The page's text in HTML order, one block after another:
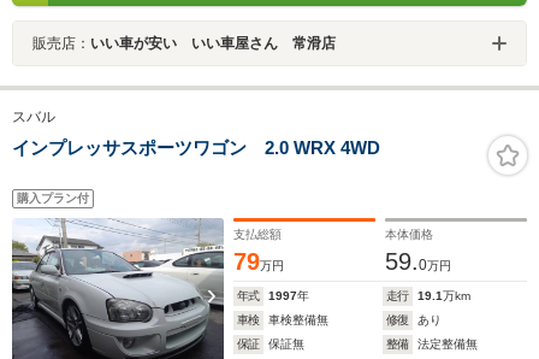
販売店： いい車が安い いい車屋さん 常滑店
スバル
インプレッサスポーツワゴン 2.0 WRX 4WD
購入プラン付
支払総額
79万円
本体価格
59.0万円
年式 1997年 走行 19.1万km
車検
車検整備無 修復
あり
保証
保証無 整備
法定整備無